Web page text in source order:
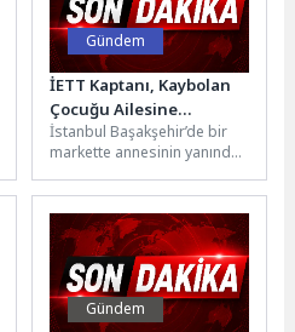
Gündem
İETT Kaptanı, Kaybolan
Çocuğu Ailesine
Kavuşturdu
İstanbul Başakşehir’de bir
markette annesinin yanından
İETT otobüsüne binen 7
yaşındaki...
Gündem